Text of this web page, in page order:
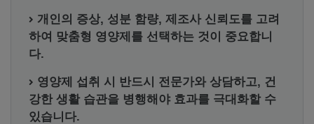
개인의 증상, 성분 함량, 제조사 신뢰도를 고려
하여 맞춤형 영양제를 선택하는 것이 중요합니
다.
영양제 섭취 시 반드시 전문가와 상담하고, 건
강한 생활 습관을 병행해야 효과를 극대화할 수
있습니다.